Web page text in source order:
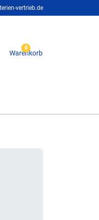
vertrieb.de
0
Warenkorb